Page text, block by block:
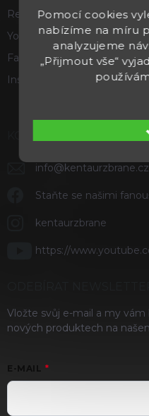
Pomocí cookies
nabízíme na míru
analyzujeme
„Přijmout vše“
Recenze a hodnocení
Youtube
Facebook
Instagram
info@kentaurzbrane.cz
Staňte se našimi
kentaurzbrane
https://
Vložte svůj e-mail a my
nových produktech na
E-MAIL